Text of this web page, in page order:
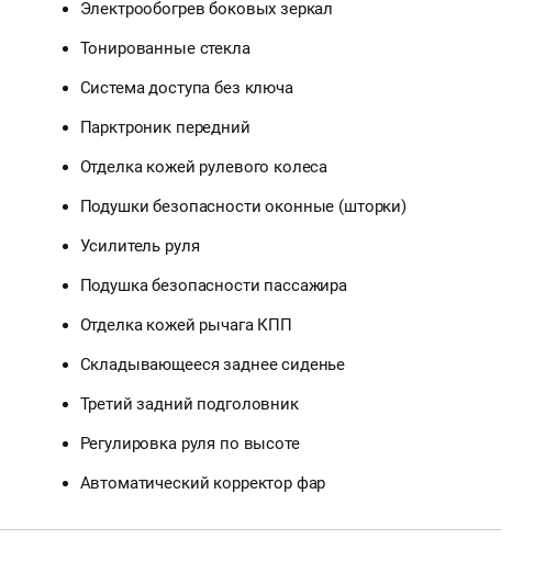
Электрообогрев боковых зеркал
Тонированные стекла
Система доступа без ключа
Парктроник передний
Отделка кожей рулевого колеса
Подушки безопасности оконные (шторки)
Усилитель руля
Подушка безопасности пассажира
Отделка кожей рычага КПП
Складывающееся заднее сиденье
Третий задний подголовник
Регулировка руля по высоте
Автоматический корректор фар